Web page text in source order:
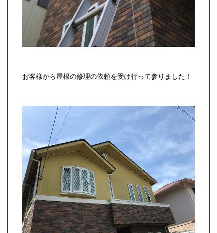
お客様から屋根の修理の依頼を受け行って参りました！